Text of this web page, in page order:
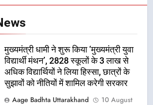
मुख्यमंत्री धामी ने शुरू किया ‘मुख्यमंत्री युवा
विद्यार्थी मंथन’, 2828 स्कूलों के 3 लाख से
अधिक विद्यार्थियों ने लिया हिस्सा, छात्रों के
सुझावों को नीतियों में शामिल करेगी सरकार
Aage Badhta Uttarakhand
10 August